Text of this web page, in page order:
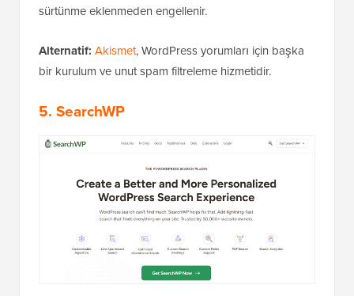
sürtünme eklenmeden engellenir.
Alternatif: Akismet, WordPress yorumları için başka
bir kurulum ve unut spam filtreleme hizmetidir.
5. SearchWP